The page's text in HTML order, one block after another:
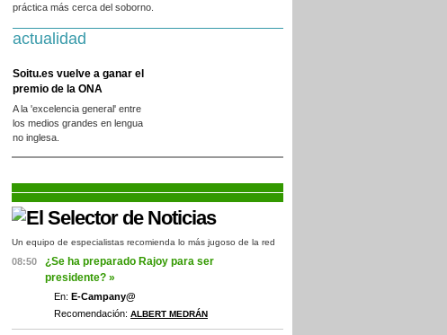
práctica más cerca del soborno.
actualidad
Soitu.es vuelve a ganar el
premio de la ONA
A la 'excelencia general' entre
los medios grandes en lengua
no inglesa.
Un equipo de especialistas recomienda lo más jugoso de la red
08:50
¿Se ha preparado Rajoy para ser
presidente? »
En: E-Campany@
Recomendación: ALBERT MEDRÁN